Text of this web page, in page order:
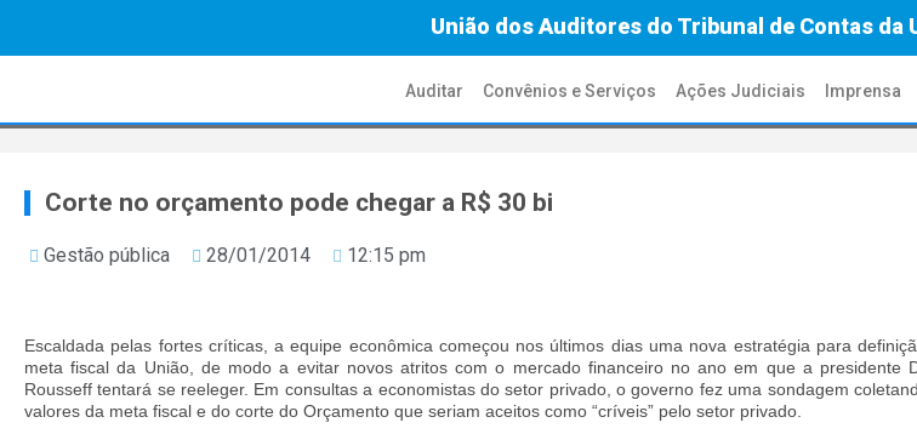
União dos Auditores do Tribunal de Contas da
Auditar Convênios e Serviços Ações Judiciais Imprensa
Corte no orçamento pode chegar a R$ 30 bi
Gestão pública 28/01/2014 12:15 pm
Escaldada pelas fortes críticas, a equipe econômica começou nos últimos dias uma nova estratégia para
meta fiscal da União, de modo a evitar novos atritos com o mercado financeiro no ano em que a presidente
Rousseff tentará se reeleger. Em consultas a economistas do setor privado, o governo fez uma sondagem
valores da meta fiscal e do corte do Orçamento que seriam aceitos como “críveis” pelo setor privado.